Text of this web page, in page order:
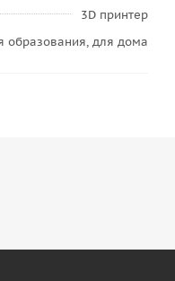
3D принтер
образования, для дома